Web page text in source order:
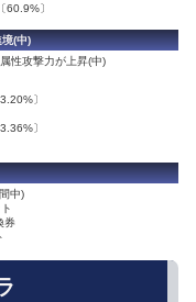
60.9%〕
(中)
性攻撃力が上昇(中)
〕
〕
中)
券